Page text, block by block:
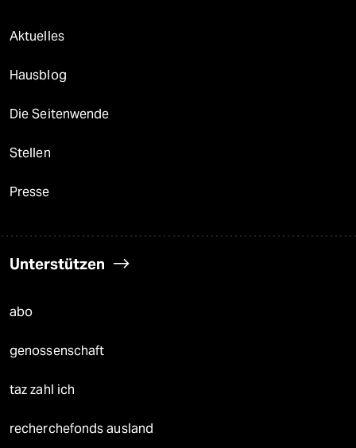
Aktuelles
Hausblog
Die Seitenwende
Stellen
Presse
Unterstützen
abo
genossenschaft
taz zahl ich
recherchefonds ausland